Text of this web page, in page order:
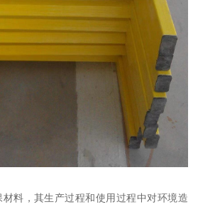
料，其生产过程和使用过程中对环境造